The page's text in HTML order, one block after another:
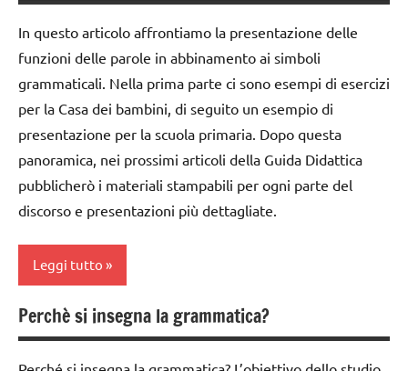
psicogrammatica
TUTTI GLI
ARGOMENTI
PER ETA'
TUTTI GLI
ARTICOLI
anni
DOWNLOAD
grammatica
GUIDA
DIDATTICA
MONTESSORI
italiano
LINGUAGGIO
MONTESSORI
materiale
classe
1a
classe
2a
3a
anni
DOWNLOAD
grammatica
In questo articolo affrontiamo la presentazione delle
funzioni delle parole in abbinamento ai simboli
grammaticali. Nella prima parte ci sono esempi di esercizi
per la Casa dei bambini, di seguito un esempio di
presentazione per la scuola primaria. Dopo questa
panoramica, nei prossimi articoli della Guida Didattica
pubblicherò i materiali stampabili per ogni parte del
discorso e presentazioni più dettagliate.
Leggi tutto
analisi
grammaticale
Montessori
Perchè si insegna la grammatica?